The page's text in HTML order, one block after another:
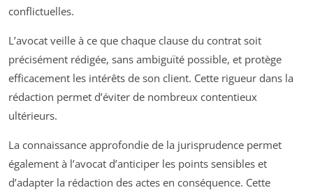
conflictuelles.
L’avocat veille à ce que chaque clause du contrat soit
précisément rédigée, sans ambiguïté possible, et protège
efficacement les intérêts de son client. Cette rigueur dans la
rédaction permet d’éviter de nombreux contentieux
ultérieurs.
La connaissance approfondie de la jurisprudence permet
également à l’avocat d’anticiper les points sensibles et
d’adapter la rédaction des actes en conséquence. Cette